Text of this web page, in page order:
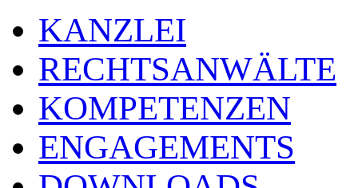
KANZLEI
RECHTSANWÄLTE
KOMPETENZEN
ENGAGEMENTS